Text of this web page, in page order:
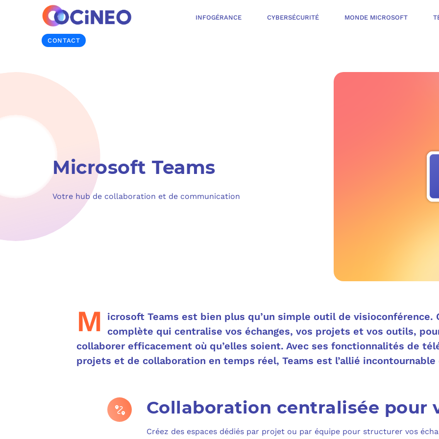
INFOGÉRANCE CYBERSÉCURITÉ MONDE MICROSOFT
CONTACT
Microsoft Teams
Votre hub de collaboration et de communication
M
icrosoft Teams est bien plus qu’un simple outil de visioconférence.
complète qui centralise vos échanges, vos projets et vos outils,
collaborer efficacement où qu’elles soient. Avec ses fonctionnalités de
projets et de collaboration en temps réel, Teams est l’allié
Collaboration centralisée pour
Créez des espaces dédiés par projet ou par équipe pour structurer vos
INFOGÉRANCE
VOTRE
NOTRE
PROTÉGER
MESURER ET
MONDE
MICROSOFT
MICROSOFT
MICROSOFT
ADSL, SDSL,
LE CLOUD SUR
QUI